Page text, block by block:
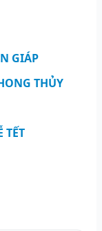
GIÁP
THỦY
TẾT